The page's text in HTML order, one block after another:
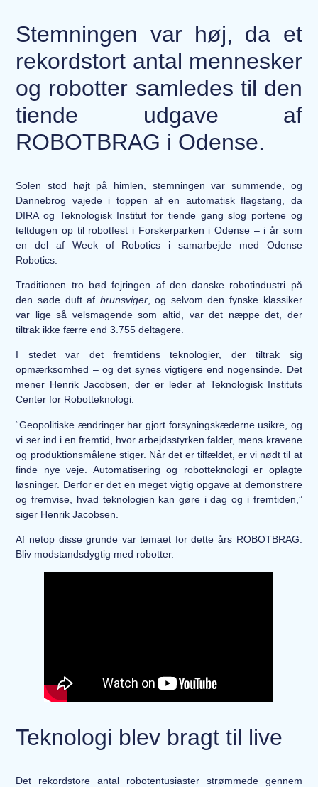
Stemningen var høj, da et
rekordstort antal mennesker
og robotter samledes til den
tiende udgave af
ROBOTBRAG i Odense.
Solen stod højt på himlen, stemningen var summende, og
Dannebrog vajede i toppen af en automatisk flagstang, da
DIRA og Teknologisk Institut for tiende gang slog portene og
teltdugen op til robotfest i Forskerparken i Odense – i år som
en del af Week of Robotics i samarbejde med Odense
Robotics.
Traditionen tro bød fejringen af den danske robotindustri på
den søde duft af brunsviger, og selvom den fynske klassiker
var lige så velsmagende som altid, var det næppe det, der
tiltrak ikke færre end 3.755 deltagere.
I stedet var det fremtidens teknologier, der tiltrak sig
opmærksomhed – og det synes vigtigere end nogensinde. Det
mener Henrik Jacobsen, der er leder af Teknologisk Instituts
Center for Robotteknologi.
“Geopolitiske ændringer har gjort forsyningskæderne usikre, og
vi ser ind i en fremtid, hvor arbejdsstyrken falder, mens kravene
og produktionsmålene stiger. Når det er tilfældet, er vi nødt til at
finde nye veje. Automatisering og robotteknologi er oplagte
løsninger. Derfor er det en meget vigtig opgave at demonstrere
og fremvise, hvad teknologien kan gøre i dag og i fremtiden,”
siger Henrik Jacobsen.
Af netop disse grunde var temaet for dette års ROBOTBRAG:
Bliv modstandsdygtig med robotter.
Teknologi blev bragt til live
Det rekordstore antal robotentusiaster strømmede gennem